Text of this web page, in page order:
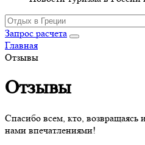
Запрос расчета
Главная
Отзывы
Отзывы
Спасибо всем, кто, возвращаясь
нами впечатлениями!